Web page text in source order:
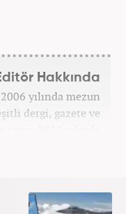
Hakkında
yılında mezun
dergi, gazete ve
2011 yılında
Haber7.com’da